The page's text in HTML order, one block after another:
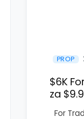
PROP
$6K
za
For